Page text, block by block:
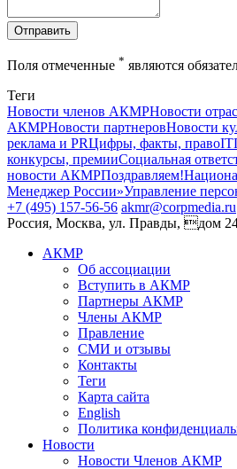
Отправить
Поля отмеченные * являются
Теги
Новости членов АКМРНовости
АКМРНовости партнеровНовости
реклама и PRЦифры, факты, правоIT
конкурсы, премииСоциальная
новости АКМРПоздравляем!
Менеджер России»Управление
+7 (495) 157-56-56 akmr@corpmedia.ru
Россия, Москва, ул. Правды, дом
АКМР
Об ассоциации
Вступить в АКМР
Партнеры АКМР
Члены АКМР
Правление
СМИ и отзывы
Контакты
Теги
Карта сайта
English
Политика
Новости
Новости Членов АКМР